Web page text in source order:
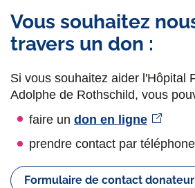
Vous souhaitez
travers un don :
Si vous souhaitez aider l'Hôpital
Adolphe de Rothschild, vous
faire un don en ligne
prendre contact par
Formulaire de contact donateur